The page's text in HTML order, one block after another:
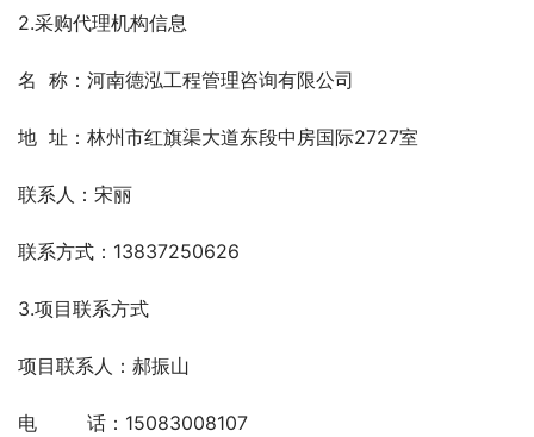
2.采购代理机构信息
名  称：河南德泓工程管理咨询有限公司
地  址：林州市红旗渠大道东段中房国际2727室
联系人：宋丽
联系方式：13837250626
3.项目联系方式
项目联系人：郝振山
电　 　 话：15083008107